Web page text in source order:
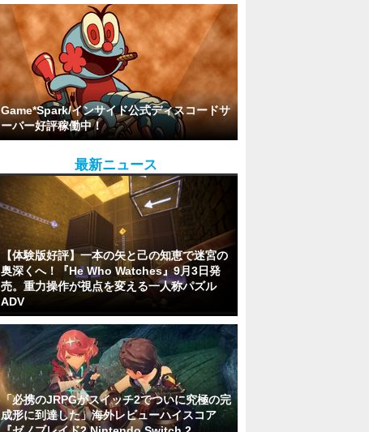
Game*Spark/インサイド公式ディスコードサ
ーバー好評稼働中！
最新ニュース
【体験版好評】一本の矢と己の知恵で迷宮の
奥深くへ！『He Who Watches』9月3日発
売。重力操作が視点を変える一人称パズル
ADV
「必携のJRPGがスイッチ2でついに究極の完
成形に到達した」海外レビューハイスコア